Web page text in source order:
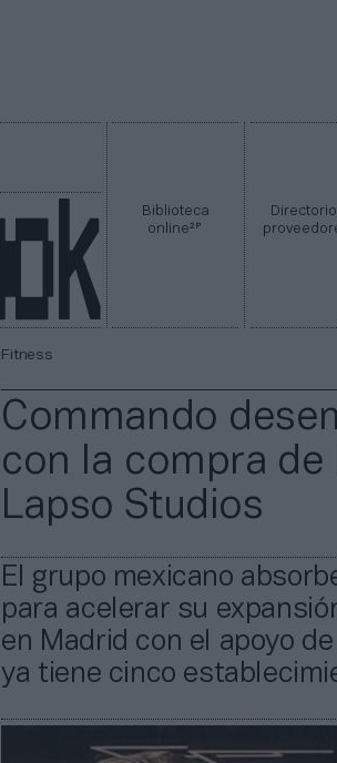
Biblioteca
online2P
Fitness
Commando
con la compra
Lapso Studios
El grupo mexicano
para acelerar su
en Madrid con el apoyo
ya tiene cinco